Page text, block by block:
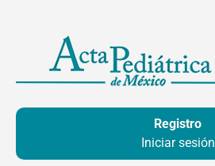
contenido
Registro
Iniciar sesión